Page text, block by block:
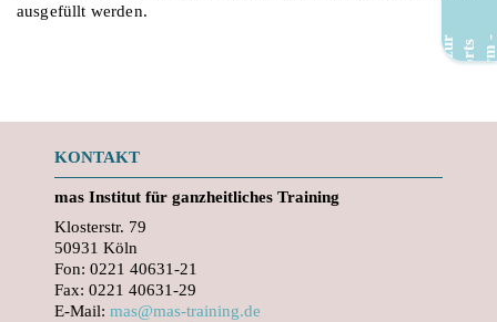
ausgefüllt werden.
KONTAKT
mas Institut für ganzheitliches Training
Klosterstr. 79
50931 Köln
Fon: 0221 40631-21
Fax: 0221 40631-29
E-Mail: mas@mas-training.de